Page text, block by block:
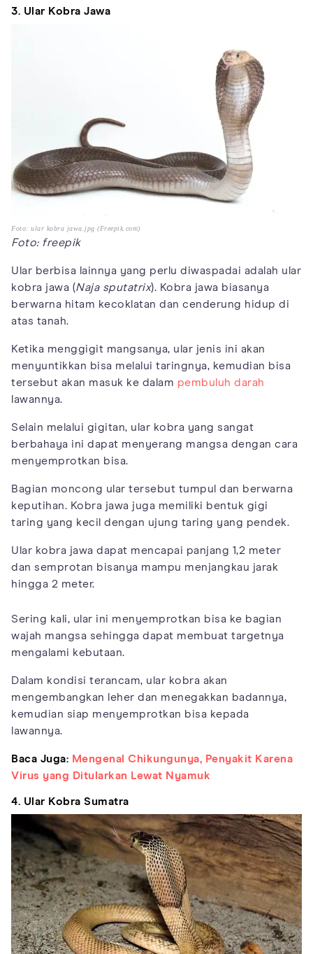
3. Ular Kobra Jawa
Foto: ular kobra jawa.jpg (Freepik.com)
Foto: freepik
Ular berbisa lainnya yang perlu diwaspadai adalah ular
kobra jawa (Naja sputatrix). Kobra jawa biasanya
berwarna hitam kecoklatan dan cenderung hidup di
atas tanah.
Ketika menggigit mangsanya, ular jenis ini akan
menyuntikkan bisa melalui taringnya, kemudian bisa
tersebut akan masuk ke dalam pembuluh darah
lawannya.
Selain melalui gigitan, ular kobra yang sangat
berbahaya ini dapat menyerang mangsa dengan cara
menyemprotkan bisa.
Bagian moncong ular tersebut tumpul dan berwarna
keputihan. Kobra jawa juga memiliki bentuk gigi
taring yang kecil dengan ujung taring yang pendek.
Ular kobra jawa dapat mencapai panjang 1,2 meter
dan semprotan bisanya mampu menjangkau jarak
hingga 2 meter.
Sering kali, ular ini menyemprotkan bisa ke bagian
wajah mangsa sehingga dapat membuat targetnya
mengalami kebutaan.
Dalam kondisi terancam, ular kobra akan
mengembangkan leher dan menegakkan badannya,
kemudian siap menyemprotkan bisa kepada
lawannya.
Baca Juga: Mengenal Chikungunya, Penyakit Karena
Virus yang Ditularkan Lewat Nyamuk
4. Ular Kobra Sumatra